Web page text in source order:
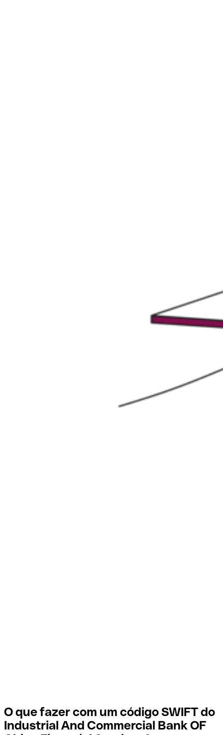
O que fazer com um código SWIFT do
Industrial And Commercial Bank OF